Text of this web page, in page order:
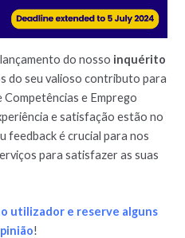
do nosso inquérito
do seu valioso contributo para
e Emprego
e satisfação estão no
feedback é crucial para nos
para satisfazer as suas
utilizador e reserve alguns
!